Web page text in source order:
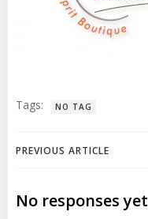
Tags: NO TAG
Post
navigation
PREVIOUS ARTICLE
No responses yet